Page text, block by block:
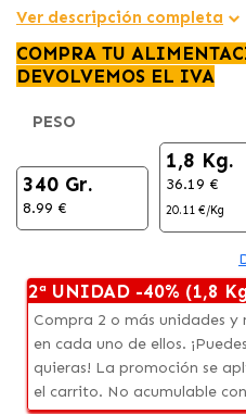
Nutrición biológicamente
de pescado fresco para
Elaborado en Canadá con
un sabor
Ver descripción completa
COMPRA TU
DEVOLVEMOS EL IVA
PESO
340 Gr.
8.99 €
1,8 Kg.
36.19 €
20.11 €/Kg
2ª UNIDAD -40% (1,8
Compra 2 o más unidades y
en cada uno de ellos.
quieras! La promoción se
el carrito. No acumulable